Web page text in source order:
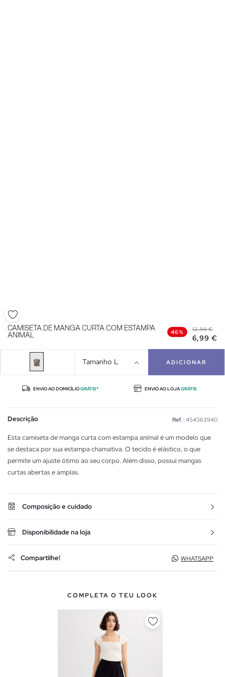
CAMISETA DE MANGA CURTA COM ESTAMPA
ANIMAL
46% 12,99 €
6,99 €
Tamanho L ADICIONAR
ENVIO AO DOMICÍLIOGRÁTIS* ENVIO AO LOJAGRÁTIS
Descrição Ref. : 454363940
Esta camiseta de manga curta com estampa animal é um modelo que
se destaca por sua estampa chamativa. O tecido é elástico, o que
permite um ajuste ótimo ao seu corpo. Além disso, possui mangas
curtas abertas e amplas.
Composição e cuidado
Disponibilidade na loja
Compartilhe! WHATSAPP
COMPLETA O TEU LOOK